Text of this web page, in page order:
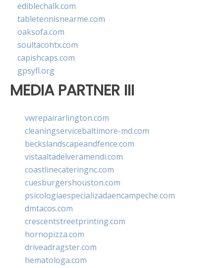
ediblechalk.com
tabletennisnearme.com
oaksofa.com
soultacohtx.com
capishcaps.com
gpsyfl.org
MEDIA PARTNER III
vwrepairarlington.com
cleaningservicebaltimore-md.com
beckslandscapeandfence.com
vistaaltadelveramendi.com
coastlinecateringnc.com
cuesburgershouston.com
psicologiaespecializadaencampeche.com
dmtacos.com
crescentstreetprinting.com
hornopizza.com
driveadragster.com
hematologa.com